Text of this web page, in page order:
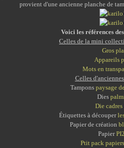
provient d'une ancienne planche de
Voici les références
Celles de la mini
Gros
Appareils
Mots en
Celles
Tampons paysage
Dies
Die cadres
Étiquettes à découper
Papier de création
Papier
Ptit pack